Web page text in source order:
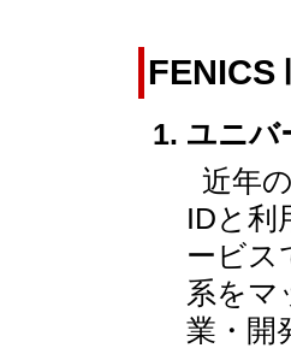
ユニバ
近年
IDと利
ービス
系をマ
業・開